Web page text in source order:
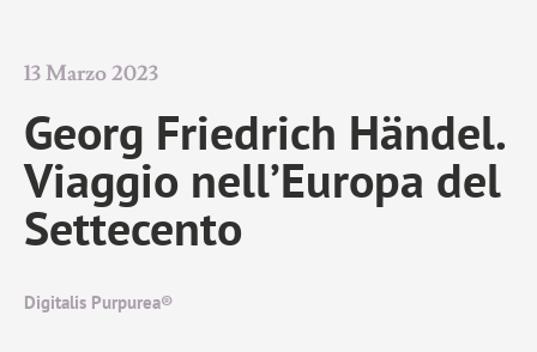
13 Marzo 2023
Georg Friedrich Händel.
Viaggio nell’Europa del
Settecento
Digitalis Purpurea®